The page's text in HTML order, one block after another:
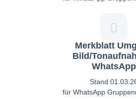
Merkblatt
Bild/
WhatsApp
Stand
für WhatsApp